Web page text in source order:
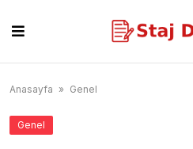
content
Anasayfa » Genel
Genel